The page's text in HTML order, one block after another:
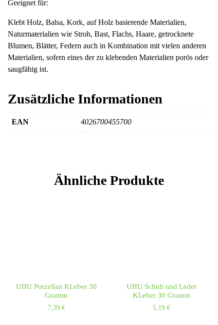
Geeignet für:
Klebt Holz, Balsa, Kork, auf Holz basierende Materialien,
Naturmaterialien wie Stroh, Bast, Flachs, Haare, getrocknete
Blumen, Blätter, Federn auch in Kombination mit vielen anderen
Materialien, sofern eines der zu klebenden Materialien porös oder
saugfähig ist.
Zusätzliche Informationen
EAN 4026700455700
Ähnliche Produkte
UHU Porzellan KLeber 30
Gramm
7,39 €
UHU Schuh und Leder
KLeber 30 Gramm
5,19€